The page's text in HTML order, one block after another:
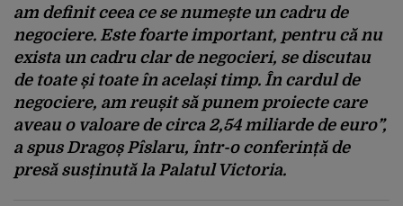
am definit ceea ce se numește un cadru de
negociere. Este foarte important, pentru că nu
exista un cadru clar de negocieri, se discutau
de toate și toate în același timp. În cardul de
negociere, am reușit să punem proiecte care
aveau o valoare de circa 2,54 miliarde de euro”,
a spus Dragoș Pîslaru, într-o conferință de
presă susținută la Palatul Victoria.